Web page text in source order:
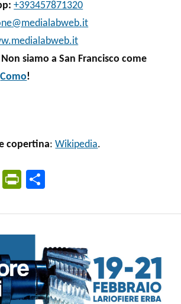
+393457871320
siamo a San Francisco come
Como!
copertina:Wikipedia.
W
Pr
ri
e
n
dl
vi
di